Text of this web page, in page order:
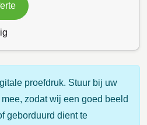
proefdruk. Stuur bij uw
zodat wij een goed beeld
geborduurd dient te